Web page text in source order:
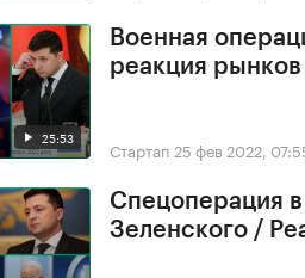
25:53
Военная
реакция
Стартап 25 фев 2022,
Спецоперация
Зеленского /